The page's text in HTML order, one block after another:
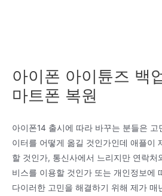
아이폰 아이튠즈 백
마트폰 복원
아이폰14 출시에 따라 바꾸는 분들은 고
이터를 어떻게 옮길 것인가인데 애플이
할 것인가, 통신사에서 느리지만 연락처
비스를 이용할 것인가 또는 개인정보에
다이러한 고민을 해결하기 위해 제가 매